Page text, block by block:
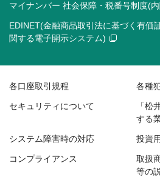
マイナンバー 社会保障・税番号制度(
EDINET(金融商品取引法に基づく有価
関する電子開示システム)
各口座取引規程 各種
セキュリティについて
「松
する
システム障害時の対応 投資
コンプライアンス
取扱
等の